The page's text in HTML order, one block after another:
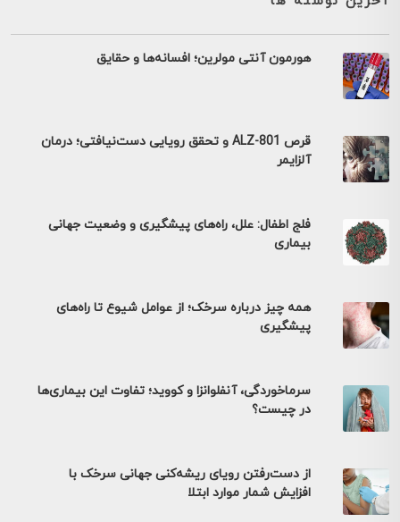
هورمون آنتی مولرین؛ افسانه‌ها و حقایق
قرص ALZ-801 و تحقق رویایی دست‌نیافتی؛ درمان
آلزایمر
فلج اطفال: علل، راه‌های پیشگیری و وضعیت جهانی
بیماری
همه چیز درباره سرخک؛ از عوامل شیوع تا راه‌های
پیشگیری
سرماخوردگی، آنفلوانزا و کووید؛ تفاوت این بیماری‌ها
در چیست؟
از دست‌رفتن رویای ریشه‌کنی جهانی سرخک با
افزایش شمار موارد ابتلا